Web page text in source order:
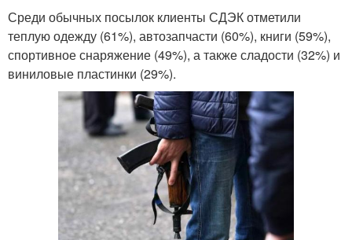
Среди обычных посылок клиенты СДЭК отметили
теплую одежду (61%), автозапчасти (60%), книги (59%),
спортивное снаряжение (49%), а также сладости (32%) и
виниловые пластинки (29%).